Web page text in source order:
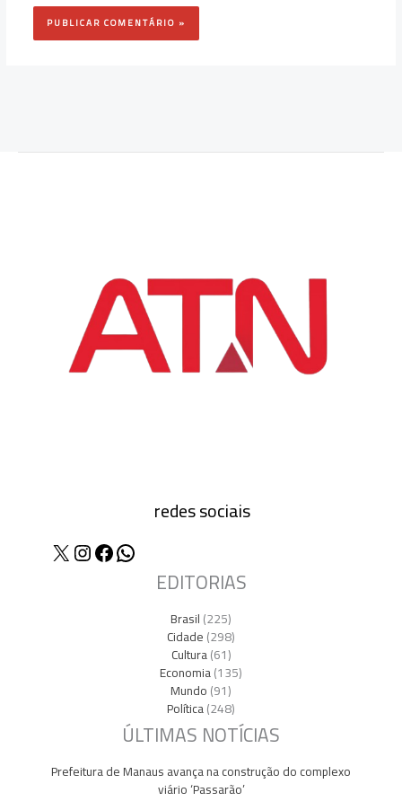
redes sociais
X Instagram
Facebook
WhatsApp
EDITORIAS
Brasil(225)
Cidade(298)
Cultura(61)
Economia(135)
Mundo(91)
Política(248)
ÚLTIMAS NOTÍCIAS
Prefeitura de Manaus avança na construção do complexo
viário ‘Passarão’